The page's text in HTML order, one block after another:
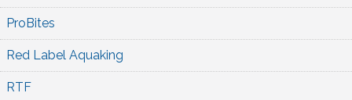
ProBites
Red Label Aquaking
RTF